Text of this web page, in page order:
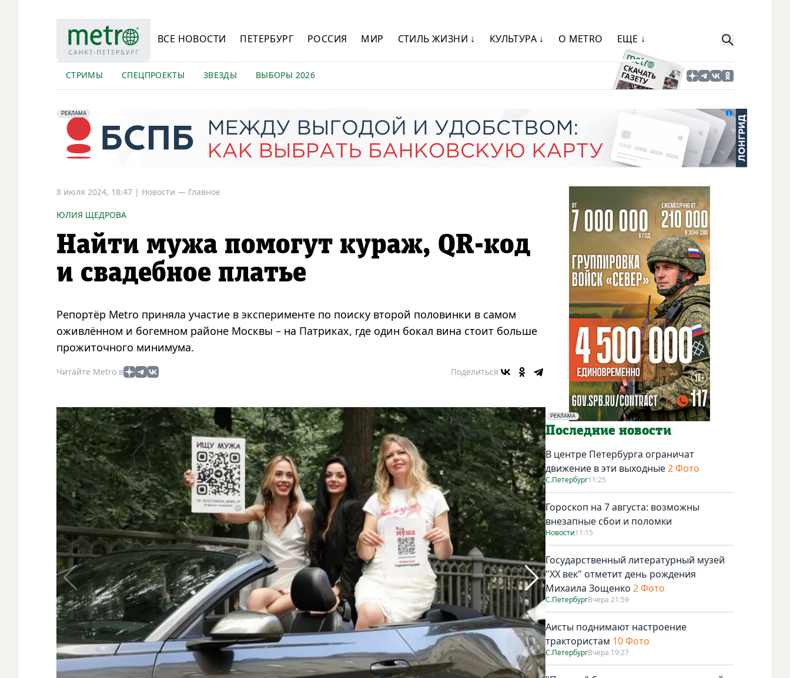
ВСЕ НОВОСТИ ПЕТЕРБУРГ РОССИЯ МИР СТИЛЬ ЖИЗНИ ↓ КУЛЬТУРА ↓ О METRO ЕЩЕ ↓
СТРИМЫ СПЕЦПРОЕКТЫ ЗВЕЗДЫ ВЫБОРЫ 2026
erid: 2VfnxyFybV5
РЕКЛАМА
ПАО "Банк "Санкт-Петербург", ИНН: 7831000027
8 июля 2024, 18:47 | Новости — Главное
ЮЛИЯ ЩЕДРОВА
Найти мужа помогут кураж, QR-код
и свадебное платье
Репортёр Metro приняла участие в эксперименте по поиску второй половинки в самом
оживлённом и богемном районе Москвы – на Патриках, где один бокал вина стоит больше
прожиточного минимума.
Читайте Metro в Поделиться
РЕКЛАМА
Социальная реклама
Последние новости
В центре Петербурга ограничат
движение в эти выходные2 Фото
С.Петербург11:25
Гороскоп на 7 августа: возможны
внезапные сбои и поломки
Новости11:15
Государственный литературный музей
"ХХ век" отметит день рождения
Михаила Зощенко 2 Фото
С.ПетербургВчера 21:59
Аисты поднимают настроение
трактористам 10 Фото
С.ПетербургВчера 19:27